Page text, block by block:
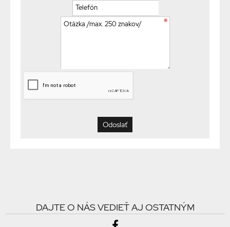
DAJTE O NÁS VEDIEŤ AJ OSTATNÝM